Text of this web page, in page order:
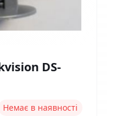
DS-
Немає в наявності